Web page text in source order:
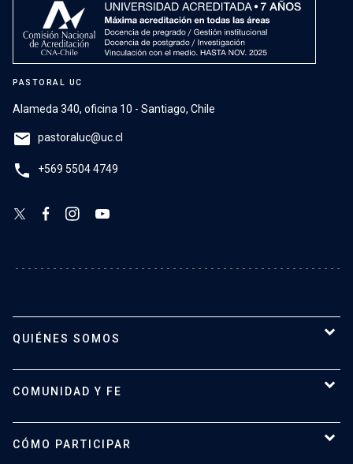
PASTORAL UC
Alameda 340, oficina 10 - Santiago, Chile
email pastoraluc@uc.cl
phone +569 5504 4749
QUIÉNES SOMOS
Equipo
Historia
COMUNIDAD Y FE
Vida Litúrgica
CÓMO PARTICIPAR